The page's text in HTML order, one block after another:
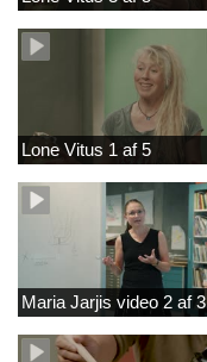
Lone Vitus 1 af 5
Maria Jarjis video 2 af 3